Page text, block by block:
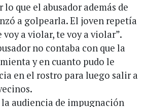
lo que el abusador además de
a golpearla. El joven repetía
voy a violar, te voy a violar”.
no contaba con que la
y en cuanto pudo le
en el rostro para luego salir a
la audiencia de impugnación